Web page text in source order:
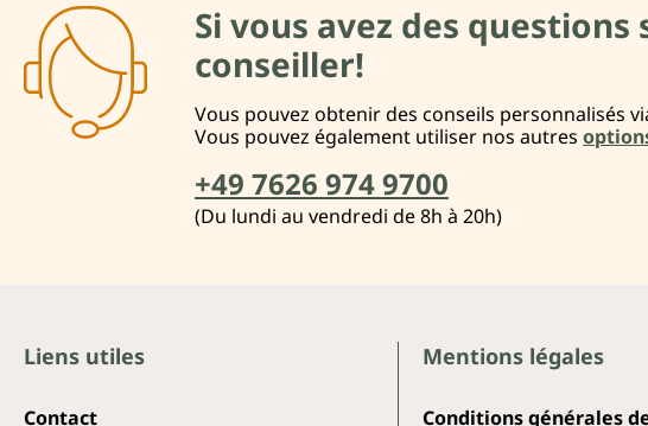
Si vous avez des
conseiller!
Vous pouvez obtenir des conseils personnalisés
Vous pouvez également utiliser nos autres
+49 7626 974 9700
(Du lundi au vendredi de 8h à 20h)
Liens utiles
Contact
Mentions légales
Conditions générales